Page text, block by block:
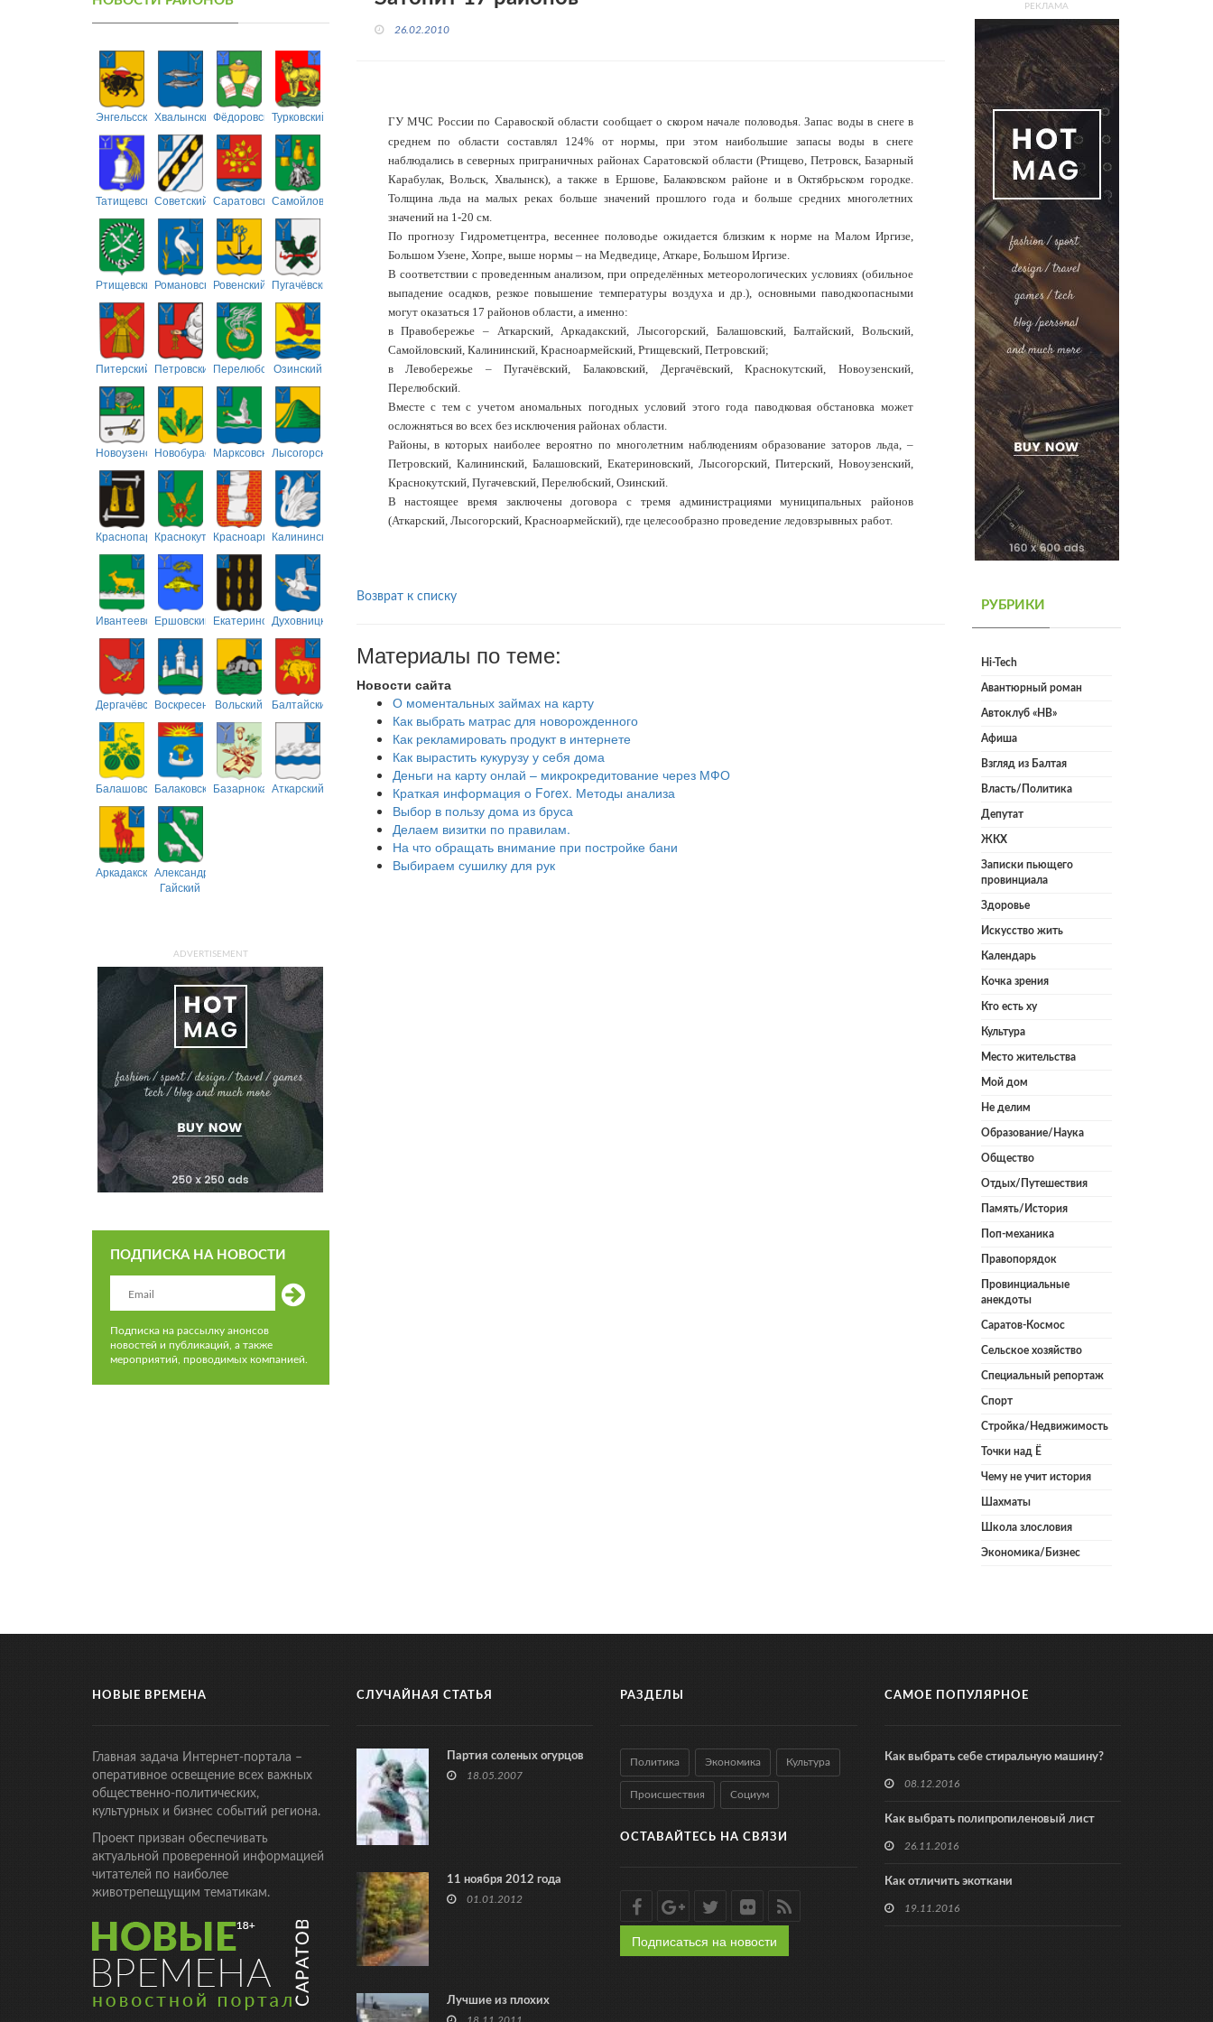
ЭнгельсскийХвалынскийФёдоровскийТурковский
ТатищевскийСоветский СаратовскийСамойловский
РтищевскийРомановскийРовенский Пугачёвский
Питерский ПетровскийПерелюбскийОзинский
НовоузенскийНовобурасскийМарксовскийЛысогорский
Краснопартизанский
КраснокутскийКрасноармейский
Калининский
ИвантеевскийЕршовский ЕкатериновскийДуховницкий
ДергачёвскийВоскресенскийВольский Балтайский
БалашовскийБалаковскийБазарнокарабулакский
Аткарский
АркадакскийАлександрово-
Гайский
ADVERTISEMENT
ПОДПИСКА НА НОВОСТИ
Подписка на рассылку анонсов
новостей и публикаций, а также
мероприятий, проводимых компанией.
26.02.2010
ГУ МЧС России по Саравоской области сообщает о скором начале половодья. Запас воды в снеге в
среднем по области составлял 124% от нормы, при этом наибольшие запасы воды в снеге
наблюдались в северных приграничных районах Саратовской области (Ртищево, Петровск, Базарный
Карабулак, Вольск, Хвалынск), а также в Ершове, Балаковском районе и в Октябрьском городке.
Толщина льда на малых реках больше значений прошлого года и больше средних многолетних
значений на 1-20 см.
По прогнозу Гидрометцентра, весеннее половодье ожидается близким к норме на Малом Иргизе,
Большом Узене, Хопре, выше нормы – на Медведице, Аткаре, Большом Иргизе.
В соответствии с проведенным анализом, при определённых метеорологических условиях (обильное
выпадение осадков, резкое повышение температуры воздуха и др.), основными паводкоопасными
могут оказаться 17 районов области, а именно:
в Правобережье – Аткарский, Аркадакский, Лысогорский, Балашовский, Балтайский, Вольский,
Самойловский, Калининский, Красноармейский, Ртищевский, Петровский;
в Левобережье – Пугачёвский, Балаковский, Дергачёвский, Краснокутский, Новоузенский,
Перелюбский.
Вместе с тем с учетом аномальных погодных условий этого года паводковая обстановка может
осложняться во всех без исключения районах области.
Районы, в которых наиболее вероятно по многолетним наблюдениям образование заторов льда, –
Петровский, Калининский, Балашовский, Екатериновский, Лысогорский, Питерский, Новоузенский,
Краснокутский, Пугачевский, Перелюбский, Озинский.
В настоящее время заключены договора с тремя администрациями муниципальных районов
(Аткарский, Лысогорский, Красноармейский), где целесообразно проведение ледовзрывных работ.
Возврат к списку
Материалы по теме:
Новости сайта
О моментальных займах на карту
Как выбрать матрас для новорожденного
Как рекламировать продукт в интернете
Как вырастить кукурузу у себя дома
Деньги на карту онлай – микрокредитование через МФО
Краткая информация о Forex. Методы анализа
Выбор в пользу дома из бруса
Делаем визитки по правилам.
На что обращать внимание при постройке бани
Выбираем сушилку для рук
РЕКЛАМА
РУБРИКИ
Hi-Tech
Авантюрный роман
Автоклуб «НВ»
Афиша
Взгляд из Балтая
Власть/Политика
Депутат
ЖКХ
Записки пьющего
провинциала
Здоровье
Искусство жить
Календарь
Кочка зрения
Кто есть ху
Культура
Место жительства
Мой дом
Не делим
Образование/Наука
Общество
Отдых/Путешествия
Память/История
Поп-механика
Правопорядок
Провинциальные
анекдоты
Саратов-Космос
Сельское хозяйство
Специальный репортаж
Спорт
Стройка/Недвижимость
Точки над Ё
Чему не учит история
Шахматы
Школа злословия
Экономика/Бизнес
НОВЫЕ ВРЕМЕНА
Главная задача Интернет-портала –
оперативное освещение всех важных
общественно-политических,
культурных и бизнес событий региона.
Проект призван обеспечивать
актуальной проверенной информацией
читателей по наиболее
животрепещущим тематикам.
СЛУЧАЙНАЯ СТАТЬЯ
Партия соленых огурцов
18.05.2007
11 ноября 2012 года
01.01.2012
Лучшие из плохих
РАЗДЕЛЫ
Политика Экономика Культура
Происшествия Социум
ОСТАВАЙТЕСЬ НА СВЯЗИ
Подписаться на новости
САМОЕ ПОПУЛЯРНОЕ
Как выбрать себе стиральную машину?
08.12.2016
Как выбрать полипропиленовый лист
26.11.2016
Как отличить экоткани
19.11.2016